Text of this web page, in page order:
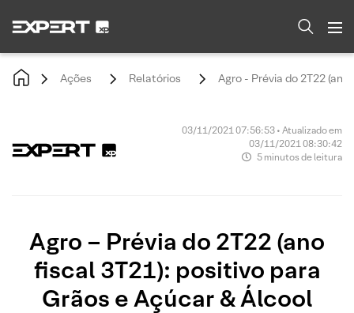
Ações Relatórios Agro - Prévia do 2T22
03/11/2021 07:56:53 • Atualizado em
03/11/2021 08:30:42
5 minutos de leitura
Agro – Prévia do 2T22 (ano
fiscal 3T21): positivo para
Grãos e Açúcar & Álcool